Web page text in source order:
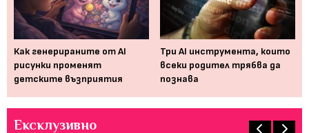
Как генерираните от AI
рисунки променят
детските възприятия
Три AI инструмента, които
всеки родител трябва да
познава
Ексклузивно